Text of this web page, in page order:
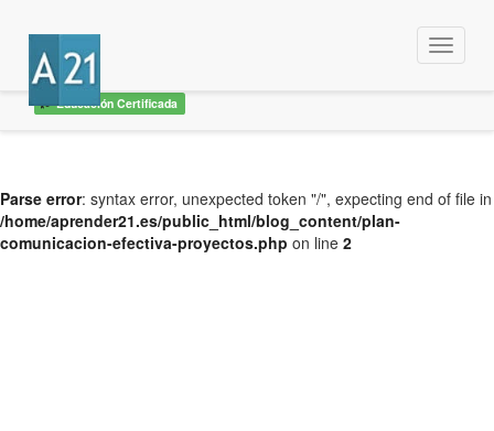
Educación Certificada
Menu
Parse error: syntax error, unexpected token "/", expecting end of file in
/home/aprender21.es/public_html/blog_content/plan-
comunicacion-efectiva-proyectos.php on line 2